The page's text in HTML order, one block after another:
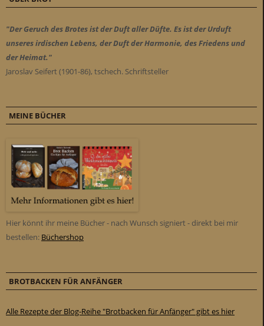
"Der Geruch des Brotes ist der Duft aller Düfte. Es ist der Urduft
unseres irdischen Lebens, der Duft der Harmonie, des Friedens und
der Heimat."
Jaroslav Seifert (1901-86), tschech. Schriftsteller
MEINE BÜCHER
Hier könnt ihr meine Bücher - nach Wunsch signiert - direkt bei mir
bestellen: Büchershop
BROTBACKEN FÜR ANFÄNGER
Alle Rezepte der Blog-Reihe "Brotbacken für Anfänger" gibt es hier